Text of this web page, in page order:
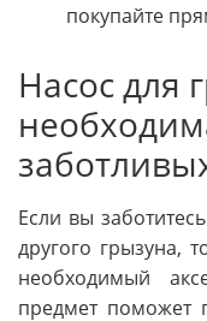
покупайте
Насос для
Если вы
другого грызуна,
необходимый
предмет поможет